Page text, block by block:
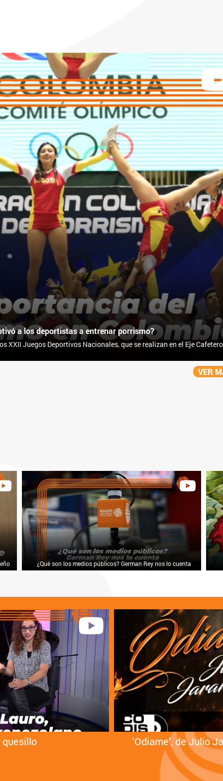
a los deportistas a entrenar porrismo?
XXII Juegos Deportivos Nacionales, que se realizan en el Eje Cafetero
entrenar porrismo? Sus respuestas son interesantes, profundas y
VER
¿Qué son los medios públicos? German Rey nos lo cuenta
'Odiame', de Julio